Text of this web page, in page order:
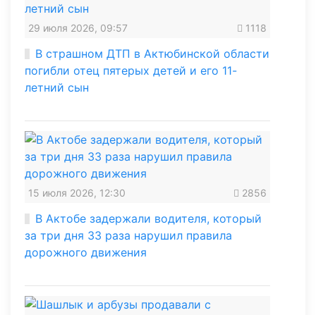
29 июля 2026, 09:57 1118
В страшном ДТП в Актюбинской области
погибли отец пятерых детей и его 11-
летний сын
15 июля 2026, 12:30 2856
В Актобе задержали водителя, который
за три дня 33 раза нарушил правила
дорожного движения